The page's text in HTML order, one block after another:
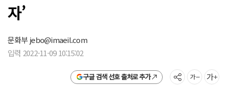
자’
문화부jebo@imaeil.com
입력 2022-11-09 10:15:02
구글 검색 선호 출처로 추가